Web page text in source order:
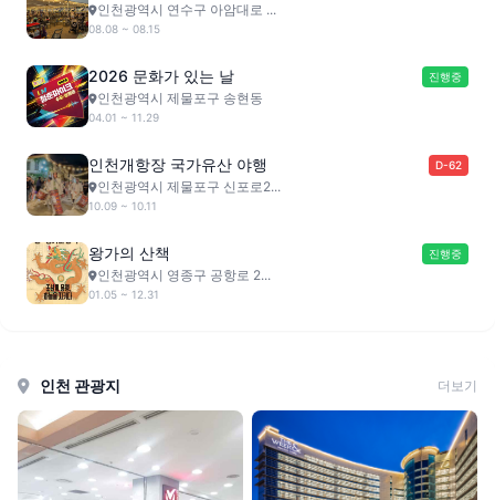
인천광역시 연수구 아암대로 ...
08.08 ~ 08.15
2026 문화가 있는 날 진행중
인천광역시 제물포구 송현동
04.01 ~ 11.29
인천개항장 국가유산 야행 D-62
인천광역시 제물포구 신포로2...
10.09 ~ 10.11
왕가의 산책 진행중
인천광역시 영종구 공항로 2...
01.05 ~ 12.31
인천 관광지 더보기